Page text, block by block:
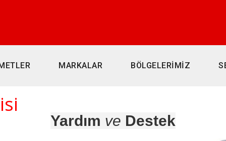
MARKALAR BÖLGELERİMİZ
Yardım ve Destek